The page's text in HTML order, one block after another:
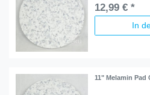
12,99 € *
In
11" Melamin Pad